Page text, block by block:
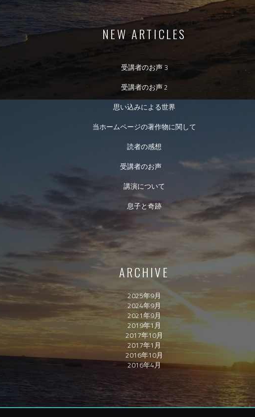
NEW ARTICLES
受講者のお声 3
受講者のお声 2
思い込みによる世界
当ホームページの著作物に関して
読者の感想
受講者のお声
講演について
息子と奇跡
ARCHIVE
2025年9月
2024年9月
2021年9月
2019年1月
2017年10月
2017年1月
2016年10月
2016年4月